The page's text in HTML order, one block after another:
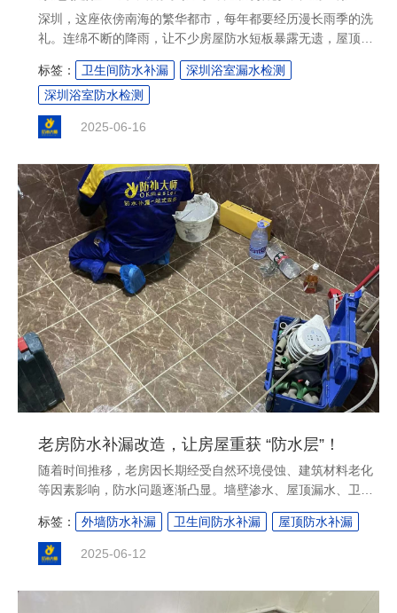
深圳，这座依傍南海的繁华都市，每年都要经历漫长雨季的洗
礼。连绵不断的降雨，让不少房屋防水短板暴露无遗，屋顶漏
水、外墙渗水、卫生间积水等问题纷至沓来。当家中遭遇这些
状况，多数业主的第一反应便是尽快找到人来解决。但在此过
程中，一个极易被忽视却至关重要的问题悄然浮现 —— 防水
标签： 卫生间防水补漏
深圳浴室漏水检测
深圳浴室防水检测
2025-06-16
老房防水补漏改造，让房屋重获 “防水层”！
随着时间推移，老房因长期经受自然环境侵蚀、建筑材料老化
等因素影响，防水问题逐渐凸显。墙壁渗水、屋顶漏水、卫生
间积水等现象不仅影响居住舒适度，还可能危及房屋结构安
全。进行老房防水补漏改造，是让房屋重获可靠 “防水层”、恢
复居住品质的关键举措。下面就为大家详细介绍老房防水补漏
改造的相关要点。....
标签： 外墙防水补漏 卫生间防水补漏 屋顶防水补漏
2025-06-12